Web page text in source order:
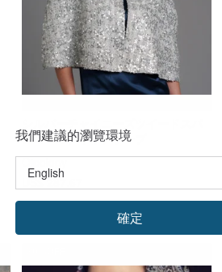
ンコールチャイナケープ
Qipology
US$ 287.67
我們建議的瀏覽環境
確定